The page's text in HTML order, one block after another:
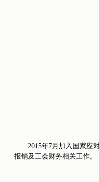
2015年7月加入国家应
报销及工会财务相关工作。